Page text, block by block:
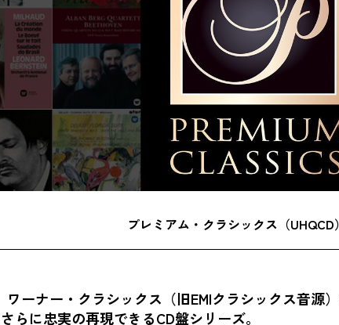
プレミアム・クラシックス（
ワーナー・クラシックス（旧EMIクラシックス音
らに忠実の再現できるCD盤シリーズ。